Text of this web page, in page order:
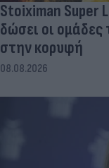
Stoiximan Super
δώσει οι ομάδες
στην κορυφή
08.08.2026